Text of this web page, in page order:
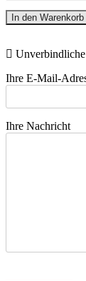
In den Warenkorb
Ihre E-Mail-
Ihre Nachricht